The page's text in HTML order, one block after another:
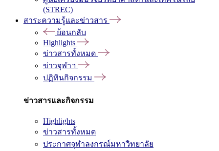
(STREC)
สาระความรู้และข่าวสาร
ย้อนกลับ
Highlights
ข่าวสารทั้งหมด
ข่าวจุฬาฯ
ปฏิทินกิจกรรม
ข่าวสารและกิจกรรม
Highlights
ข่าวสารทั้งหมด
ประกาศจุฬาลงกรณ์มหาวิทยาลัย